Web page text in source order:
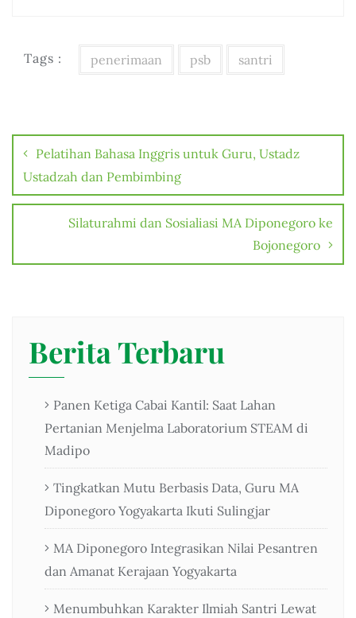
p
Tags : penerimaan psb santri
Post
navigation
Pelatihan Bahasa Inggris untuk Guru, Ustadz
Ustadzah dan Pembimbing
Silaturahmi dan Sosialiasi MA Diponegoro ke
Bojonegoro
Berita Terbaru
Panen Ketiga Cabai Kantil: Saat Lahan
Pertanian Menjelma Laboratorium STEAM di
Madipo
Tingkatkan Mutu Berbasis Data, Guru MA
Diponegoro Yogyakarta Ikuti Sulingjar
MA Diponegoro Integrasikan Nilai Pesantren
dan Amanat Kerajaan Yogyakarta
Menumbuhkan Karakter Ilmiah Santri Lewat